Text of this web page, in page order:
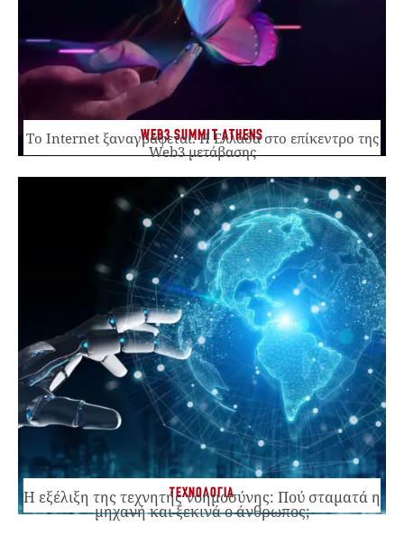
WEB3 SUMMIT ATHENS
Το Internet ξαναγράφεται. Η Ελλάδα στο επίκεντρο της
Web3 μετάβασης
ΤΕΧΝΟΛΟΓΙΑ
Η εξέλιξη της τεχνητής νοημοσύνης: Πού σταματά η
μηχανή και ξεκινά ο άνθρωπος;